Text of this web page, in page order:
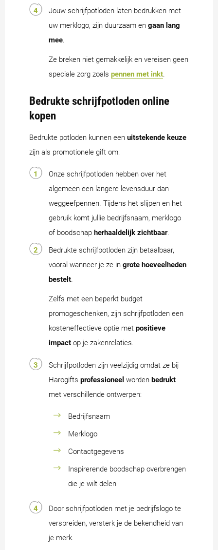
Jouw schrijfpotloden laten bedrukken met
uw merklogo, zijn duurzaam en gaan lang
mee.
Ze breken niet gemakkelijk en vereisen geen
speciale zorg zoals pennen met inkt.
Bedrukte schrijfpotloden online
kopen
Bedrukte potloden kunnen een uitstekende keuze
zijn als promotionele gift om:
Onze schrijfpotloden hebben over het
algemeen een langere levensduur dan
weggeefpennen. Tijdens het slijpen en het
gebruik komt jullie bedrijfsnaam, merklogo
of boodschap herhaaldelijk zichtbaar.
Bedrukte schrijfpotloden zijn betaalbaar,
vooral wanneer je ze in grote hoeveelheden
bestelt.
Zelfs met een beperkt budget
promogeschenken, zijn schrijfpotloden een
kosteneffectieve optie met positieve
impact op je zakenrelaties.
Schrijfpotloden zijn veelzijdig omdat ze bij
Harogifts professioneel worden bedrukt
met verschillende ontwerpen:
Bedrijfsnaam
Merklogo
Contactgegevens
Inspirerende boodschap overbrengen
die je wilt delen
Door schrijfpotloden met je bedrijfslogo te
verspreiden, versterk je de bekendheid van
je merk.